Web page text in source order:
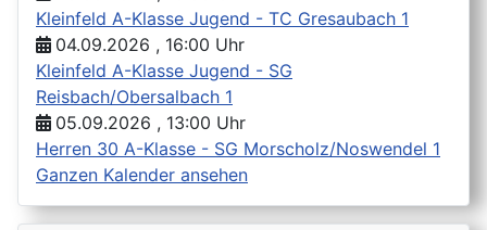
Kleinfeld A-Klasse Jugend - TC Gresaubach 1
04.09.2026 , 16:00 Uhr
Kleinfeld A-Klasse Jugend - SG
Reisbach/Obersalbach 1
05.09.2026 , 13:00 Uhr
Herren 30 A-Klasse - SG Morscholz/Noswendel 1
Ganzen Kalender ansehen